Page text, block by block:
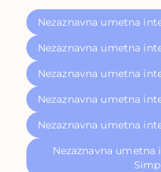
Nezaznavna umetna
Nezaznavna umetna
Nezaznavna umetna
Nezaznavna umetna
Nezaznavna umetna
Nezaznavna umetna